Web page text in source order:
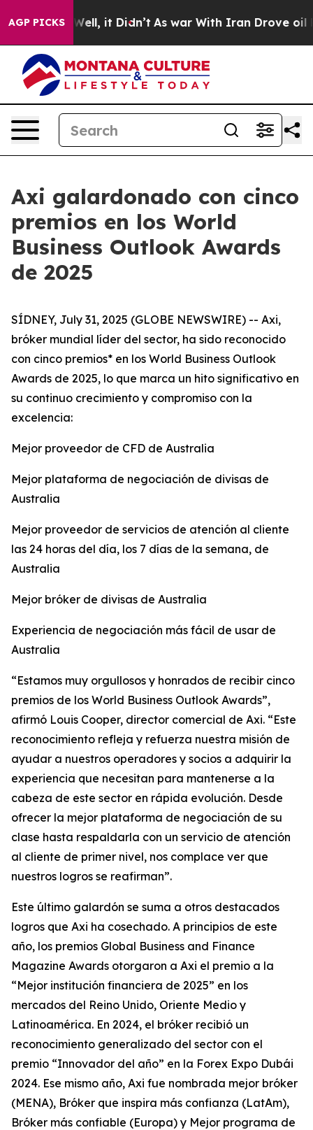
AGP PICKS
40%. Well, it Didn’t As war With Iran Drove oil
Axi galardonado con cinco
premios en los World
Business Outlook Awards
de 2025
SÍDNEY, July 31, 2025 (GLOBE NEWSWIRE) -- Axi,
bróker mundial líder del sector, ha sido reconocido
con cinco premios* en los World Business Outlook
Awards de 2025, lo que marca un hito significativo en
su continuo crecimiento y compromiso con la
excelencia:
Mejor proveedor de CFD de Australia
Mejor plataforma de negociación de divisas de
Australia
Mejor proveedor de servicios de atención al cliente
las 24 horas del día, los 7 días de la semana, de
Australia
Mejor bróker de divisas de Australia
Experiencia de negociación más fácil de usar de
Australia
“Estamos muy orgullosos y honrados de recibir cinco
premios de los World Business Outlook Awards”,
afirmó Louis Cooper, director comercial de Axi. “Este
reconocimiento refleja y refuerza nuestra misión de
ayudar a nuestros operadores y socios a adquirir la
experiencia que necesitan para mantenerse a la
cabeza de este sector en rápida evolución. Desde
ofrecer la mejor plataforma de negociación de su
clase hasta respaldarla con un servicio de atención
al cliente de primer nivel, nos complace ver que
nuestros logros se reafirman”.
Este último galardón se suma a otros destacados
logros que Axi ha cosechado. A principios de este
año, los premios Global Business and Finance
Magazine Awards otorgaron a Axi el premio a la
“Mejor institución financiera de 2025” en los
mercados del Reino Unido, Oriente Medio y
Latinoamérica. En 2024, el bróker recibió un
reconocimiento generalizado del sector con el
premio “Innovador del año” en la Forex Expo Dubái
2024. Ese mismo año, Axi fue nombrada mejor bróker
(MENA), Bróker que inspira más confianza (LatAm),
Bróker más confiable (Europa) y Mejor programa de